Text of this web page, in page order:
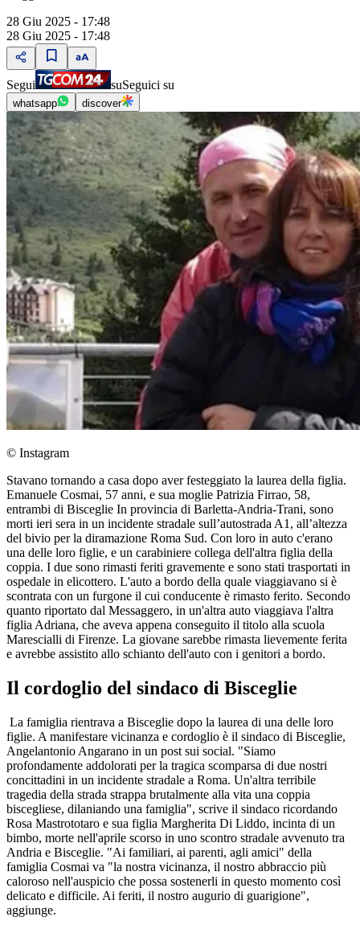
28 Giu 2025 - 17:48
28 Giu 2025 - 17:48
Segui suSeguici su
whatsapp discover
© Instagram
Stavano tornando a casa dopo aver festeggiato la laurea della figlia.
Emanuele Cosmai, 57 anni, e sua moglie Patrizia Firrao, 58,
entrambi di Bisceglie In provincia di Barletta-Andria-Trani, sono
morti ieri sera in un incidente stradale sull’autostrada A1, all’altezza
del bivio per la diramazione Roma Sud. Con loro in auto c'erano
una delle loro figlie, e un carabiniere collega dell'altra figlia della
coppia. I due sono rimasti feriti gravemente e sono stati trasportati in
ospedale in elicottero. L'auto a bordo della quale viaggiavano si è
scontrata con un furgone il cui conducente è rimasto ferito. Secondo
quanto riportato dal Messaggero, in un'altra auto viaggiava l'altra
figlia Adriana, che aveva appena conseguito il titolo alla scuola
Marescialli di Firenze. La giovane sarebbe rimasta lievemente ferita
e avrebbe assistito allo schianto dell'auto con i genitori a bordo.
Il cordoglio del sindaco di Bisceglie
La famiglia rientrava a Bisceglie dopo la laurea di una delle loro
figlie. A manifestare vicinanza e cordoglio è il sindaco di Bisceglie,
Angelantonio Angarano in un post sui social. "Siamo
profondamente addolorati per la tragica scomparsa di due nostri
concittadini in un incidente stradale a Roma. Un'altra terribile
tragedia della strada strappa brutalmente alla vita una coppia
biscegliese, dilaniando una famiglia", scrive il sindaco ricordando
Rosa Mastrototaro e sua figlia Margherita Di Liddo, incinta di un
bimbo, morte nell'aprile scorso in uno scontro stradale avvenuto tra
Andria e Bisceglie. "Ai familiari, ai parenti, agli amici" della
famiglia Cosmai va "la nostra vicinanza, il nostro abbraccio più
caloroso nell'auspicio che possa sostenerli in questo momento così
delicato e difficile. Ai feriti, il nostro augurio di guarigione",
aggiunge.